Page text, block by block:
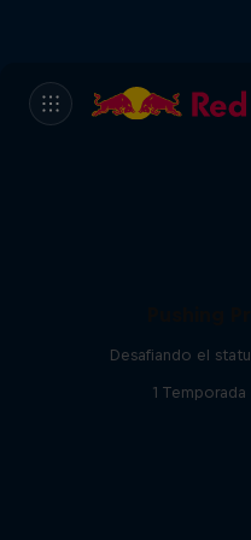
Desafiando el
1